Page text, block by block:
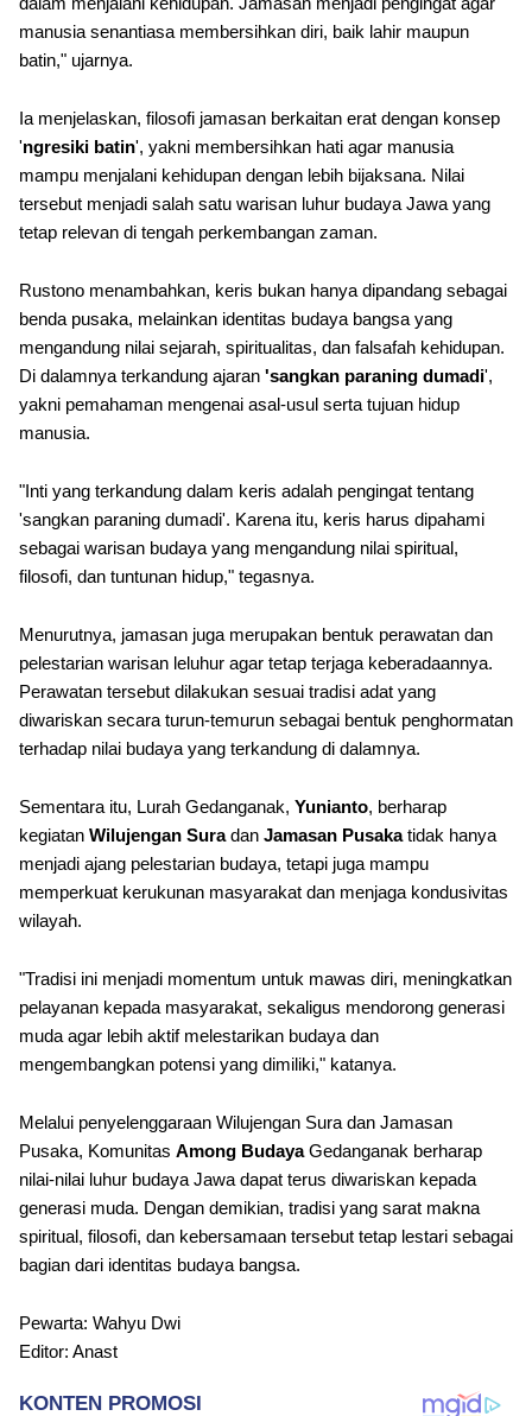
manusia senantiasa membersihkan diri, baik lahir maupun
batin," ujarnya.
Ia menjelaskan, filosofi jamasan berkaitan erat dengan konsep
'ngresiki batin', yakni membersihkan hati agar manusia
mampu menjalani kehidupan dengan lebih bijaksana. Nilai
tersebut menjadi salah satu warisan luhur budaya Jawa yang
tetap relevan di tengah perkembangan zaman.
Rustono menambahkan, keris bukan hanya dipandang sebagai
benda pusaka, melainkan identitas budaya bangsa yang
mengandung nilai sejarah, spiritualitas, dan falsafah kehidupan.
Di dalamnya terkandung ajaran 'sangkan paraning dumadi',
yakni pemahaman mengenai asal-usul serta tujuan hidup
manusia.
"Inti yang terkandung dalam keris adalah pengingat tentang
'sangkan paraning dumadi'. Karena itu, keris harus dipahami
sebagai warisan budaya yang mengandung nilai spiritual,
filosofi, dan tuntunan hidup," tegasnya.
Menurutnya, jamasan juga merupakan bentuk perawatan dan
pelestarian warisan leluhur agar tetap terjaga keberadaannya.
Perawatan tersebut dilakukan sesuai tradisi adat yang
diwariskan secara turun-temurun sebagai bentuk penghormatan
terhadap nilai budaya yang terkandung di dalamnya.
Sementara itu, Lurah Gedanganak, Yunianto, berharap
kegiatan Wilujengan Suradan Jamasan Pusakatidak hanya
menjadi ajang pelestarian budaya, tetapi juga mampu
memperkuat kerukunan masyarakat dan menjaga kondusivitas
wilayah.
"Tradisi ini menjadi momentum untuk mawas diri, meningkatkan
pelayanan kepada masyarakat, sekaligus mendorong generasi
muda agar lebih aktif melestarikan budaya dan
mengembangkan potensi yang dimiliki," katanya.
Melalui penyelenggaraan Wilujengan Sura dan Jamasan
Pusaka, Komunitas Among BudayaGedanganak berharap
nilai-nilai luhur budaya Jawa dapat terus diwariskan kepada
generasi muda. Dengan demikian, tradisi yang sarat makna
spiritual, filosofi, dan kebersamaan tersebut tetap lestari sebagai
bagian dari identitas budaya bangsa.
Pewarta: Wahyu Dwi
Editor: Anast